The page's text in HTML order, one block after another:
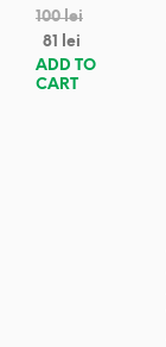
100lei
81
lei
ADD TO
CART